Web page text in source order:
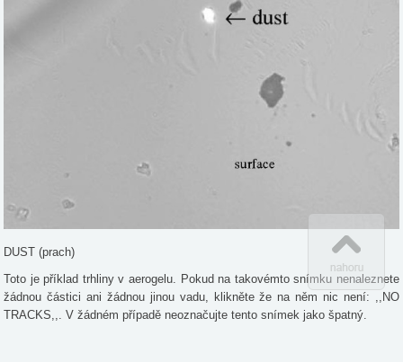
DUST (prach)
Toto je příklad trhliny v aerogelu. Pokud na takovémto snímku nenaleznete
žádnou částici ani žádnou jinou vadu, klikněte že na něm nic není: ,,NO
TRACKS,,. V žádném případě neoznačujte tento snímek jako špatný.